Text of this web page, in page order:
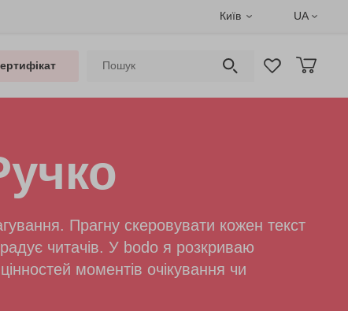
Київ UA
Прагну скеровувати кожен текст
читачів. У bodo я розкриваю
моментів очікування чи